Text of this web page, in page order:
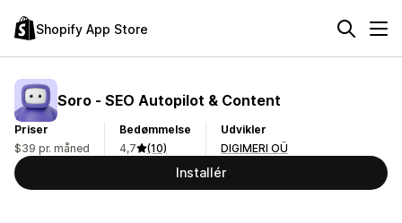
Shopify App Store
Soro ‑ SEO Autopilot & Content
Priser
$39 pr. måned
Bedømmelse
4,7
(10)
Udvikler
DIGIMERI OÜ
Installér